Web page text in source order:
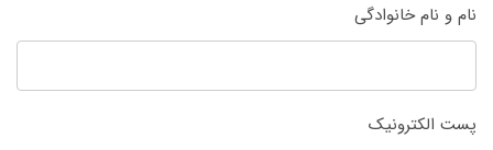
نام و نام خانوادگی
پست الکترونیک